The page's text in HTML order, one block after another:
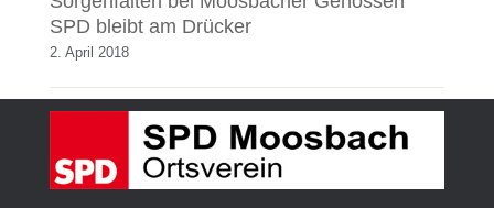
SPD bleibt am Drücker
2. April 2018